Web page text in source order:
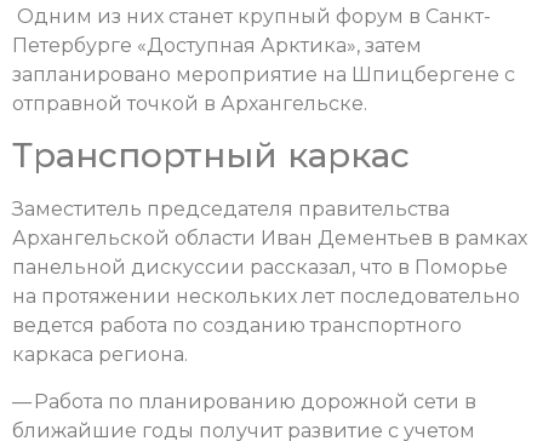
Одним из них станет крупный форум в Санкт-
Петербурге «Доступная Арктика», затем
запланировано мероприятие на Шпицбергене с
отправной точкой в Архангельске.
Транспортный каркас
Заместитель председателя правительства
Архангельской области Иван Дементьев в рамках
панельной дискуссии рассказал, что в Поморье
на протяжении нескольких лет последовательно
ведется работа по созданию транспортного
каркаса региона.
— Работа по планированию дорожной сети в
ближайшие годы получит развитие с учетом